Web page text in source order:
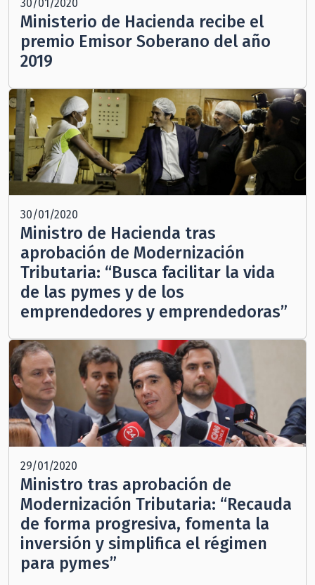
30/01/2020
Ministerio de Hacienda recibe el
premio Emisor Soberano del año
2019
30/01/2020
Ministro de Hacienda tras
aprobación de Modernización
Tributaria: “Busca facilitar la vida
de las pymes y de los
emprendedores y emprendedoras”
29/01/2020
Ministro tras aprobación de
Modernización Tributaria: “Recauda
de forma progresiva, fomenta la
inversión y simplifica el régimen
para pymes”